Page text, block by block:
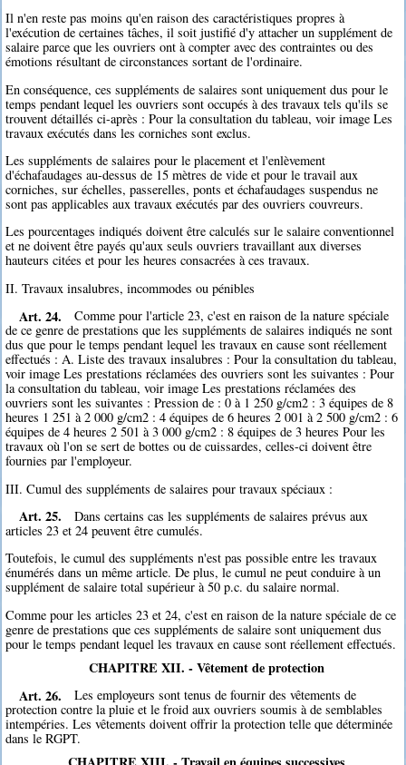
Il n'en reste pas moins qu'en raison des caractéristiques propres à
l'exécution de certaines tâches, il soit justifié d'y attacher un supplément de
salaire parce que les ouvriers ont à compter avec des contraintes ou des
émotions résultant de circonstances sortant de l'ordinaire.
En conséquence, ces suppléments de salaires sont uniquement dus pour le
temps pendant lequel les ouvriers sont occupés à des travaux tels qu'ils se
trouvent détaillés ci-après : Pour la consultation du tableau, voir image Les
travaux exécutés dans les corniches sont exclus.
Les suppléments de salaires pour le placement et l'enlèvement
d'échafaudages au-dessus de 15 mètres de vide et pour le travail aux
corniches, sur échelles, passerelles, ponts et échafaudages suspendus ne
sont pas applicables aux travaux exécutés par des ouvriers couvreurs.
Les pourcentages indiqués doivent être calculés sur le salaire conventionnel
et ne doivent être payés qu'aux seuls ouvriers travaillant aux diverses
hauteurs citées et pour les heures consacrées à ces travaux.
II. Travaux insalubres, incommodes ou pénibles
Art. 24.
Comme pour l'article 23, c'est en raison de la nature spéciale
de ce genre de prestations que les suppléments de salaires indiqués ne sont
dus que pour le temps pendant lequel les travaux en cause sont réellement
effectués : A. Liste des travaux insalubres : Pour la consultation du tableau,
voir image Les prestations réclamées des ouvriers sont les suivantes : Pour
la consultation du tableau, voir image Les prestations réclamées des
ouvriers sont les suivantes : Pression de : 0 à 1 250 g/cm2 : 3 équipes de 8
heures 1 251 à 2 000 g/cm2 : 4 équipes de 6 heures 2 001 à 2 500 g/cm2 : 6
équipes de 4 heures 2 501 à 3 000 g/cm2 : 8 équipes de 3 heures Pour les
travaux où l'on se sert de bottes ou de cuissardes, celles-ci doivent être
fournies par l'employeur.
III. Cumul des suppléments de salaires pour travaux spéciaux :
Art. 25.
Dans certains cas les suppléments de salaires prévus aux
articles 23 et 24 peuvent être cumulés.
Toutefois, le cumul des suppléments n'est pas possible entre les travaux
énumérés dans un même article. De plus, le cumul ne peut conduire à un
supplément de salaire total supérieur à 50 p.c. du salaire normal.
Comme pour les articles 23 et 24, c'est en raison de la nature spéciale de ce
genre de prestations que ces suppléments de salaire sont uniquement dus
pour le temps pendant lequel les travaux en cause sont réellement effectués.
CHAPITRE XII. - Vêtement de protection
Art. 26.
Les employeurs sont tenus de fournir des vêtements de
protection contre la pluie et le froid aux ouvriers soumis à de semblables
intempéries. Les vêtements doivent offrir la protection telle que déterminée
dans le RGPT.